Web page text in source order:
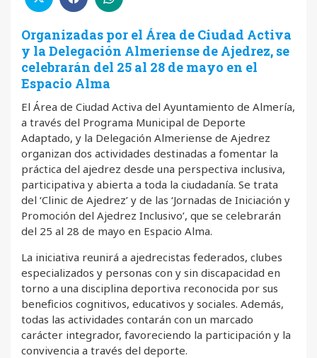
Organizadas por el Área de Ciudad Activa
y la Delegación Almeriense de Ajedrez, se
celebrarán del 25 al 28 de mayo en el
Espacio Alma
El Área de Ciudad Activa del Ayuntamiento de Almería,
a través del Programa Municipal de Deporte
Adaptado, y la Delegación Almeriense de Ajedrez
organizan dos actividades destinadas a fomentar la
práctica del ajedrez desde una perspectiva inclusiva,
participativa y abierta a toda la ciudadanía. Se trata
del ‘Clinic de Ajedrez’ y de las ‘Jornadas de Iniciación y
Promoción del Ajedrez Inclusivo’, que se celebrarán
del 25 al 28 de mayo en Espacio Alma.
La iniciativa reunirá a ajedrecistas federados, clubes
especializados y personas con y sin discapacidad en
torno a una disciplina deportiva reconocida por sus
beneficios cognitivos, educativos y sociales. Además,
todas las actividades contarán con un marcado
carácter integrador, favoreciendo la participación y la
convivencia a través del deporte.